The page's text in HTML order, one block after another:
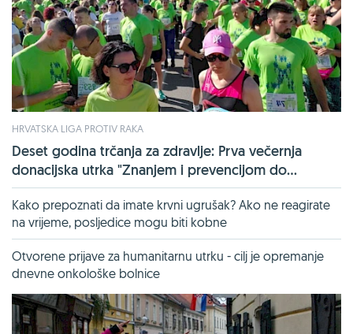
HRVATSKA LIGA PROTIV RAKA
Deset godina trčanja za zdravlje: Prva večernja
donacijska utrka "Znanjem i prevencijom do...
Kako prepoznati da imate krvni ugrušak? Ako ne reagirate
na vrijeme, posljedice mogu biti kobne
Otvorene prijave za humanitarnu utrku - cilj je opremanje
dnevne onkološke bolnice